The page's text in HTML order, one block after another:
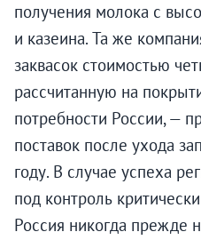
получения молока с
и казеина. Та же
заквасок стоимостью
рассчитанную на
потребности России, —
поставок после ухода
году. В случае успеха
под контроль
Россия никогда прежде